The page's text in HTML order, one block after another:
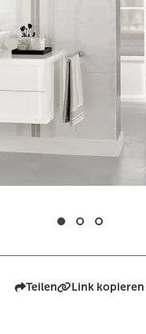
Teilen Link kopieren